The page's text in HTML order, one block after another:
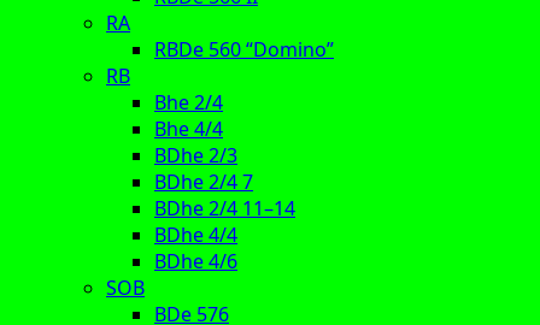
RA
RBDe 560 “Domino”
RB
Bhe 2/4
Bhe 4/4
BDhe 2/3
BDhe 2/4 7
BDhe 2/4 11–14
BDhe 4/4
BDhe 4/6
SOB
BDe 576